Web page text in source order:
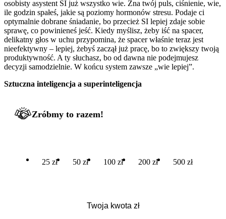
osobisty asystent SI już wszystko wie. Zna twój puls, ciśnienie, wie,
ile godzin spałeś, jakie są poziomy hormonów stresu. Podaje ci
optymalnie dobrane śniadanie, bo przecież SI lepiej zdaje sobie
sprawę, co powinieneś jeść. Kiedy myślisz, żeby iść na spacer,
delikatny głos w uchu przypomina, że spacer właśnie teraz jest
nieefektywny – lepiej, żebyś zaczął już pracę, bo to zwiększy twoją
produktywność. A ty słuchasz, bo od dawna nie podejmujesz
decyzji samodzielnie. W końcu system zawsze „wie lepiej”.
Sztuczna inteligencja a superinteligencja
Zróbmy to razem!
25 zł 50 zł 100 zł 200 zł 500 zł